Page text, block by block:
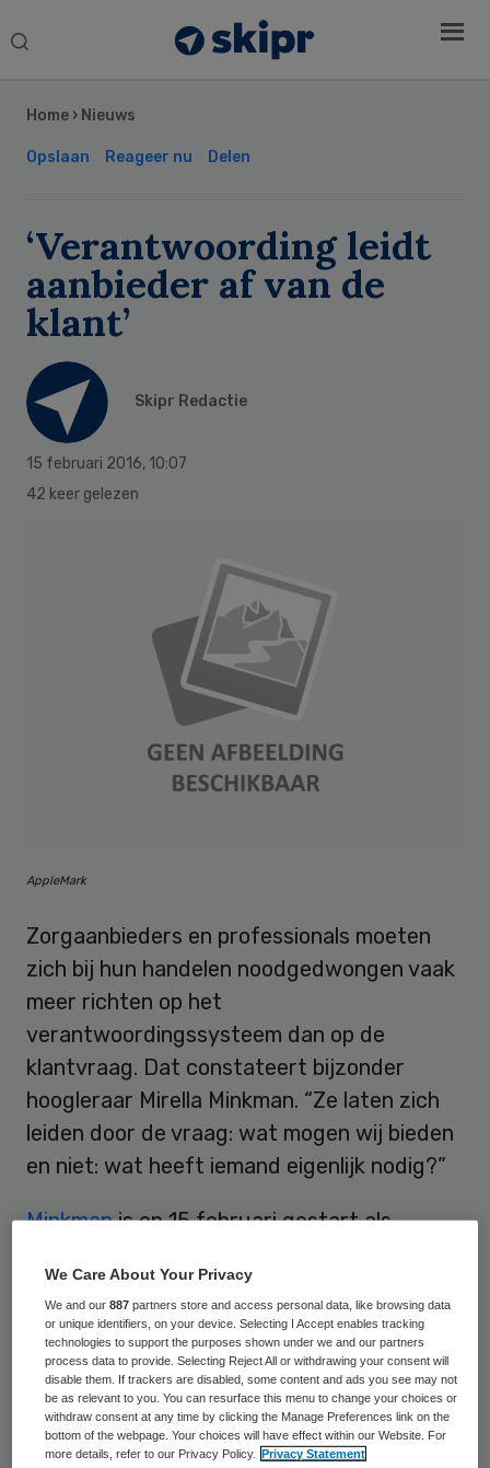
Search
Home › Nieuws
Opslaan Reageer nu Delen
‘Verantwoording leidt
aanbieder af van de
klant’
Skipr Redactie
15 februari 2016, 10:07
42 keer gelezen
AppleMark
Zorgaanbieders en professionals moeten
zich bij hun handelen noodgedwongen vaak
meer richten op het
verantwoordingssysteem dan op de
klantvraag. Dat constateert bijzonder
hoogleraar Mirella Minkman. “Ze laten zich
leiden door de vraag: wat mogen wij bieden
en niet: wat heeft iemand eigenlijk nodig?”
Minkmanis op 15 februari gestart als
leerstoel Innovatie van Organisatie en
Bestuur van Langdurende Integrale Zorg
De leerstoel is tot stand gekomen in nauwe
samenwerking tussen TIAS Business School
en het kenniscentrum voor langdurende
zorg Vilans. “We zitten midden in de
Sidebar
We Care About Your Privacy
We and our887 partners store and access personal data, like browsing data
or unique identifiers, on your device. Selecting I Accept enables tracking
technologies to support the purposes shown under we and our partners
process data to provide. Selecting Reject All or withdrawing your consent will
disable them. If trackers are disabled, some content and ads you see may not
be as relevant to you. You can resurface this menu to change your choices or
withdraw consent at any time by clicking the Manage Preferences link on the
bottom of the webpage. Your choices will have effect within our Website. For
more details, refer to our Privacy Policy.
Privacy Statement